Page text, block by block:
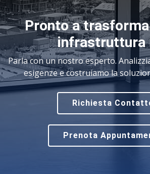
Pronto a
infrastruttura
Parla con un nostro esperto.
esigenze e costruiamo la
Richiesta
Prenota